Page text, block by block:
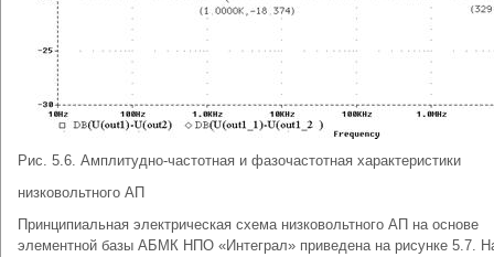
Рис. 5.6. Амплитудно-частотная и фазочастотная характеристики
низковольтного АП
Принципиальная электрическая схема низковольтного АП на основе
элементной базы АБМК НПО «Интеграл» приведена на рисунке 5.7.